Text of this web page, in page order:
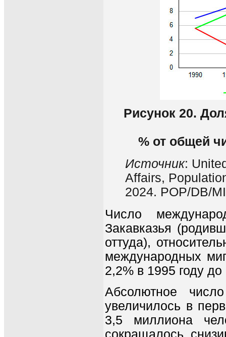
Рисунок 20.
% от общей
Источник:
Affairs,
2024. POP/DB/
Число
Закавказья
оттуда),
международных
2,2% в 1995 году
Абсолютное
увеличилось в
3,5 миллиона
сокращалось,